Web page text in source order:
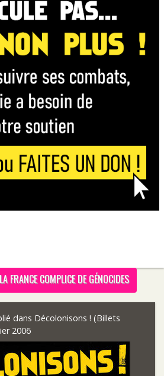
FRANCE COMPLICE DE GÉNOCIDES
dans Décolonisons ! (Billets
2006